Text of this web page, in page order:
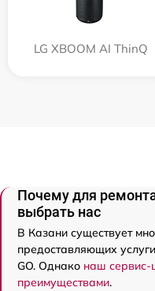
LG XBOOM AI ThinQ
Почему для ремонта
выбрать нас
В Казани существует
предоставляющих
GO. Однако наш сервис-
преимуществами.